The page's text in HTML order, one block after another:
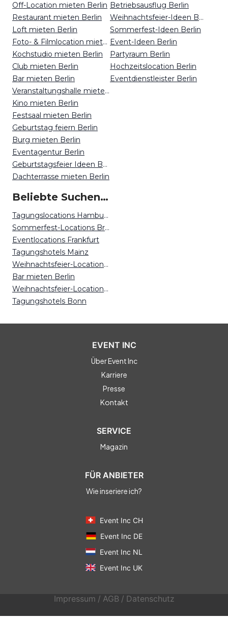
Off-Location mieten Berlin
Restaurant mieten Berlin
Loft mieten Berlin
Foto- & Filmlocation mieten Berlin
Kochstudio mieten Berlin
Club mieten Berlin
Bar mieten Berlin
Veranstaltungshalle mieten Berlin
Kino mieten Berlin
Festsaal mieten Berlin
Geburtstag feiern Berlin
Burg mieten Berlin
Eventagentur Berlin
Geburtstagsfeier Ideen Berlin
Dachterrasse mieten Berlin
Betriebsausflug Berlin
Weihnachtsfeier-Ideen Berlin
Sommerfest-Ideen Berlin
Event-Ideen Berlin
Partyraum Berlin
Hochzeitslocation Berlin
Eventdienstleister Berlin
Beliebte Suchen auf Event Inc
Tagungslocations Hamburg
Sommerfest-Locations Bremen
Eventlocations Frankfurt
Tagungshotels Mainz
Weihnachtsfeier-Locations München
Bar mieten Berlin
Weihnachtsfeier-Locations Bonn
Tagungshotels Bonn
EVENT INC
Über Event Inc
Karriere
Presse
Kontakt
SERVICE
Magazin
FÜR ANBIETER
Wie inseriere ich?
Event Inc CH
Event Inc DE
Event Inc NL
Event Inc UK
Impressum / AGB / Datenschutz